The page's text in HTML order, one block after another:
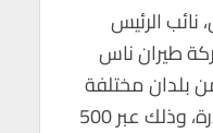
الرئيس
طيران ناس
بلدان مختلفة
في مرحلتي القدوم والمغادرة، وذلك عبر 500